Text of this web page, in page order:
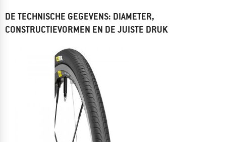
DE TECHNISCHE GEGEVENS: DIAMETER,
CONSTRUCTIEVORMEN EN DE JUISTE DRUK